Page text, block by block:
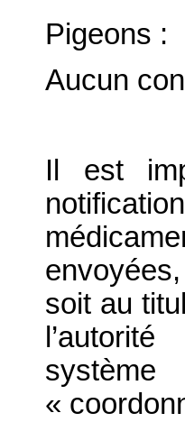
Pigeons :
Aucun
Il est
soit au
«